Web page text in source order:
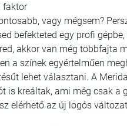
faktor
vagy mégsem?
befekteted egy profi
akkor van még többfajta
a színek egyértelműen
lehet választani. A
is kreáltak, ami még csak a
elérhető az új logós